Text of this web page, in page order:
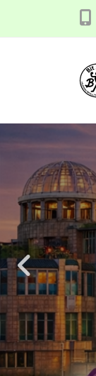
式
社
ビ
ッ
ト
ゼ
ミ
間
を
究
め
る
！
式
会
ビ
ッ